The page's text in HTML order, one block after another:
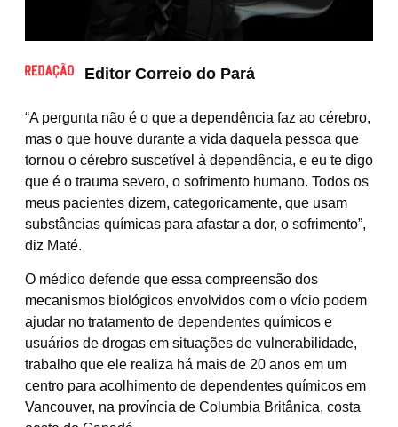
Editor Correio do Pará
“A pergunta não é o que a dependência faz ao cérebro,
mas o que houve durante a vida daquela pessoa que
tornou o cérebro suscetível à dependência, e eu te digo
que é o trauma severo, o sofrimento humano. Todos os
meus pacientes dizem, categoricamente, que usam
substâncias químicas para afastar a dor, o sofrimento”,
diz Maté.
O médico defende que essa compreensão dos
mecanismos biológicos envolvidos com o vício podem
ajudar no tratamento de dependentes químicos e
usuários de drogas em situações de vulnerabilidade,
trabalho que ele realiza há mais de 20 anos em um
centro para acolhimento de dependentes químicos em
Vancouver, na província de Columbia Britânica, costa